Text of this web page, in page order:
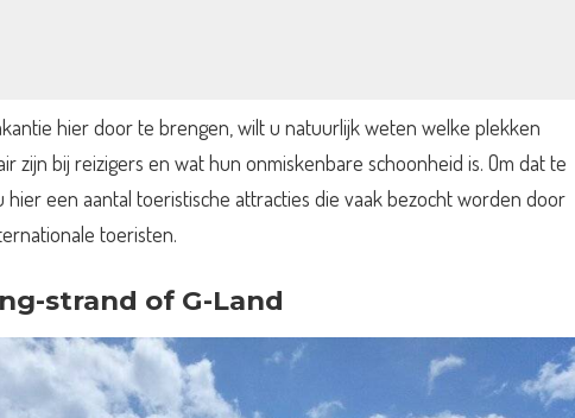
hier door te brengen, wilt u natuurlijk weten welke plekken
zijn bij reizigers en wat hun onmiskenbare schoonheid is. Om dat te
hier een aantal toeristische attracties die vaak bezocht worden door
toeristen.
strand of G-Land